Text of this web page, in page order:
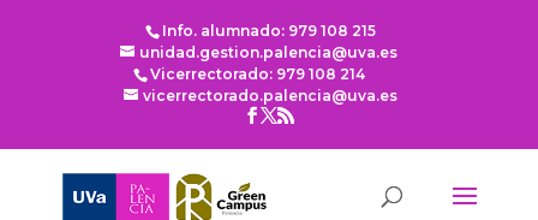
Info. alumnado: 979 108 215
unidad.gestion.palencia@uva.es
Vicerrectorado: 979 108 214
vicerrectorado.palencia@uva.es